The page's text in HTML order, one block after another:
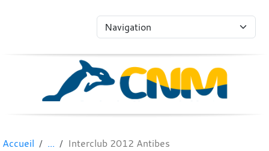
Accueil Interclub 2012 Antibes